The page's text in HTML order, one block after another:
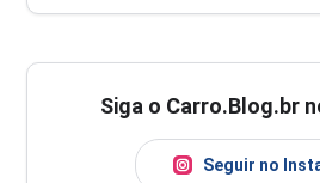
Siga o Carro.Blog.br
Seguir no